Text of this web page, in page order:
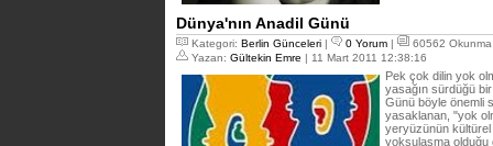
Dünya'nın Anadil Günü
Kategori: Berlin Günceleri | 0 Yorum |
60562 Okunma
Yazan: Gültekin Emre | 11 Mart 2011 12:38:16
Pek çok dilin yok
yasağın sürdüğü
Günü böyle önemli
yasaklanan, "yok
yeryüzünün kültürel
yoksulaşma olduğu